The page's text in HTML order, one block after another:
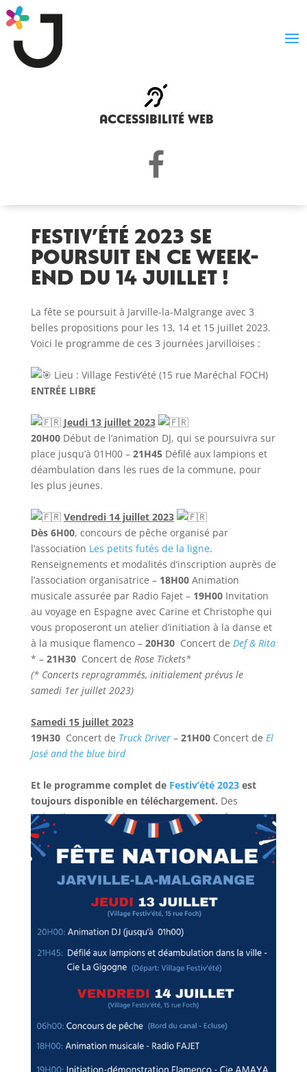
accessibilité web
Festiv’été 2023 se
poursuit en ce week-
end du 14 juillet !
La fête se poursuit à Jarville-la-Malgrange avec 3
belles propositions pour les 13, 14 et 15 juillet 2023.
Voici le programme de ces 3 journées jarvilloises :
Lieu : Village Festiv’été (15 rue Maréchal FOCH)
ENTRÉE LIBRE
Jeudi 13 juillet 2023
20H00Début de l’animation DJ, qui se poursuivra sur
place jusqu’à 01H00 – 21H45Défilé aux lampions et
déambulation dans les rues de la commune, pour
les plus jeunes.
Vendredi 14 juillet 2023
Dès 6H00, concours de pêche organisé par
l’association Les petits futés de la ligne.
Renseignements et modalités d’inscription auprès de
l’association organisatrice – 18H00Animation
musicale assurée par Radio Fajet – 19H00Invitation
au voyage en Espagne avec Carine et Christophe qui
vous proposeront un atelier d’initiation à la danse et
à la musique flamenco – 20H30Concert de Def & Rita
* – 21H30Concert de Rose Tickets*
(* Concerts reprogrammés, initialement prévus le
samedi 1er juillet 2023)
Samedi 15 juillet 2023
19H30Concert de Truck Driver – 21H00 Concert de El
José and the blue bird
Et le programme complet de Festiv’été 2023est
toujours disponible en téléchargement. Des
animations, spectacles, concerts… sont prévus
jusqu’au 26 août 2023.